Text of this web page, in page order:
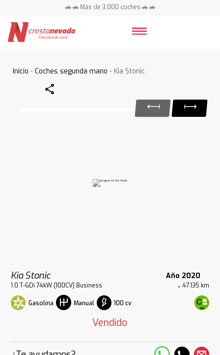
🚗 🚗 Más de 3.000 coches 🚗 🚗
Inicio -Coches segunda mano - Kia Stonic
Share
Kia Stonic Año 2020
1.0 T-GDi 74kW (100CV) Business 47.135 km
Gasolina Manual 100 cv
Vendido